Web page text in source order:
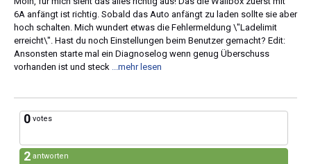
6A anfängt ist richtig. Sobald das Auto anfängt zu laden sollte sie aber
hoch schalten. Mich wundert etwas die Fehlermeldung \"Ladelimit
erreicht\". Hast du noch Einstellungen beim Benutzer gemacht? Edit:
Ansonsten starte mal ein Diagnoselog wenn genug Überschuss
vorhanden ist und steck
...mehr lesen
0 votes
2 antworten